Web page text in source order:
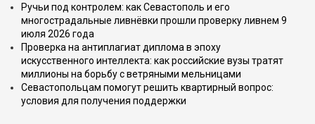
Ручьи под контролем: как Севастополь и его
многострадальные ливнёвки прошли проверку ливнем 9
июля 2026 года
Проверка на антиплагиат диплома в эпоху
искусственного интеллекта: как российские вузы тратят
миллионы на борьбу с ветряными мельницами
Севастопольцам помогут решить квартирный вопрос:
условия для получения поддержки